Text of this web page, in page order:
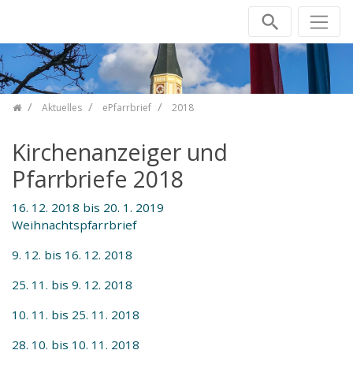
Zum Inhalt springen
Aktuelles ePfarrbrief 2018
Kirchenanzeiger und
Pfarrbriefe 2018
16. 12. 2018 bis 20. 1. 2019
Weihnachtspfarrbrief
9. 12. bis 16. 12. 2018
25. 11. bis 9. 12. 2018
10. 11. bis 25. 11. 2018
28. 10. bis 10. 11. 2018